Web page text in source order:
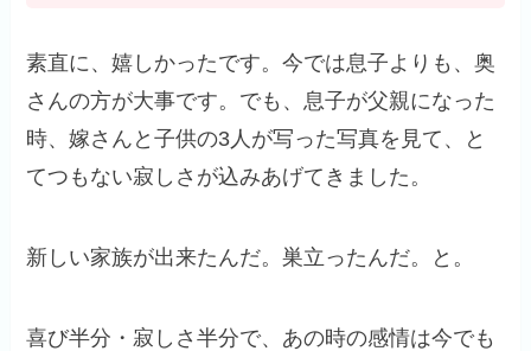
素直に、嬉しかったです。今では息子よりも、奥
さんの方が大事です。でも、息子が父親になった
時、嫁さんと子供の3人が写った写真を見て、と
てつもない寂しさが込みあげてきました。
新しい家族が出来たんだ。巣立ったんだ。と。
喜び半分・寂しさ半分で、あの時の感情は今でも